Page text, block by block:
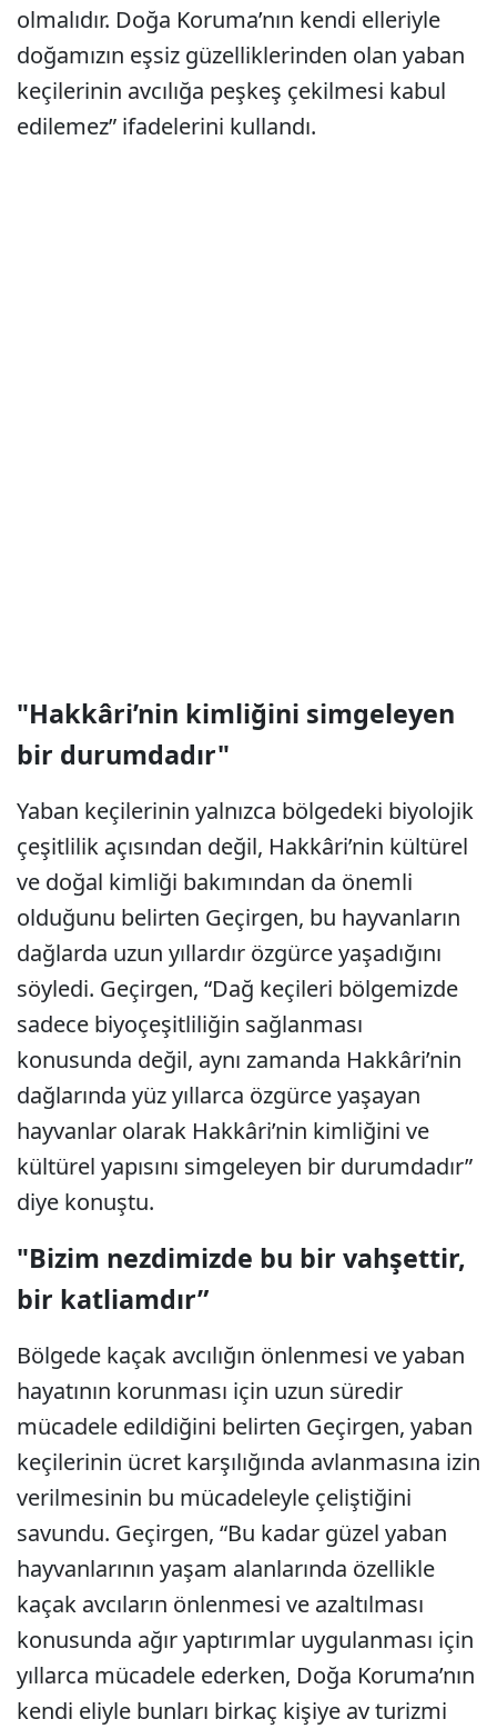
olmalıdır. Doğa Koruma’nın kendi elleriyle
doğamızın eşsiz güzelliklerinden olan yaban
keçilerinin avcılığa peşkeş çekilmesi kabul
edilemez” ifadelerini kullandı.
"Hakkâri’nin kimliğini simgeleyen
bir durumdadır"
Yaban keçilerinin yalnızca bölgedeki biyolojik
çeşitlilik açısından değil, Hakkâri’nin kültürel
ve doğal kimliği bakımından da önemli
olduğunu belirten Geçirgen, bu hayvanların
dağlarda uzun yıllardır özgürce yaşadığını
söyledi. Geçirgen, “Dağ keçileri bölgemizde
sadece biyoçeşitliliğin sağlanması
konusunda değil, aynı zamanda Hakkâri’nin
dağlarında yüz yıllarca özgürce yaşayan
hayvanlar olarak Hakkâri’nin kimliğini ve
kültürel yapısını simgeleyen bir durumdadır”
diye konuştu.
"Bizim nezdimizde bu bir vahşettir,
bir katliamdır”
Bölgede kaçak avcılığın önlenmesi ve yaban
hayatının korunması için uzun süredir
mücadele edildiğini belirten Geçirgen, yaban
keçilerinin ücret karşılığında avlanmasına izin
verilmesinin bu mücadeleyle çeliştiğini
savundu. Geçirgen, “Bu kadar güzel yaban
hayvanlarının yaşam alanlarında özellikle
kaçak avcıların önlenmesi ve azaltılması
konusunda ağır yaptırımlar uygulanması için
yıllarca mücadele ederken, Doğa Koruma’nın
kendi eliyle bunları birkaç kişiye av turizmi